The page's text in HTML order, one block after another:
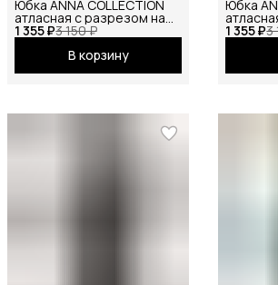
1 355 ₽3 150 ₽
Юбка ANNA COLLECTION
атласная с разрезом на
резинке
В корзину
1 355 ₽3
Юбка
резинке